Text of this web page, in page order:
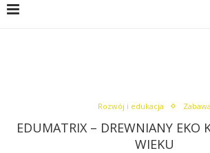
Rozwój i edukacja Zabawa
EDUMATRIX – DREWNIANY EKO
WIEKU